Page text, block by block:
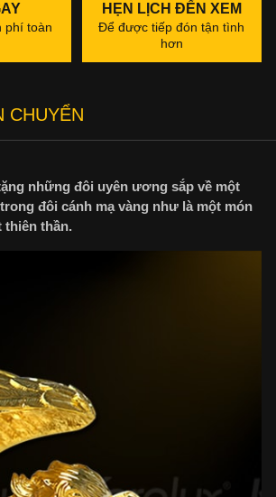
phí toàn
HẸN LỊCH ĐẾN XEM
Để được tiếp đón tận tình
hơn
CHUYỂN
những đôi uyên ương sắp về một
đôi cánh mạ vàng như là một món
thiên thần.